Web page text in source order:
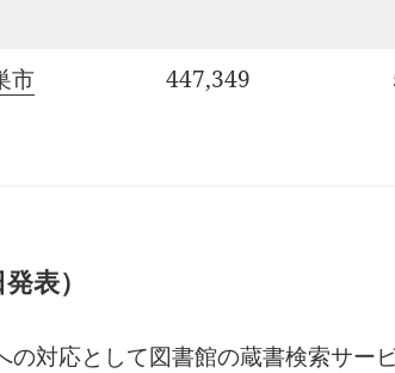
市
447,349
表）
の対応として図書館の蔵書検索サー